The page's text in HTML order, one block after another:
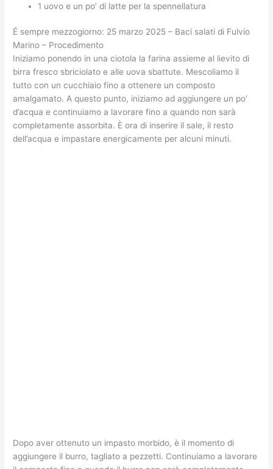
1 uovo e un po’ di latte per la spennellatura
É sempre mezzogiorno: 25 marzo 2025 – Baci salati di Fulvio
Marino – Procedimento
Iniziamo ponendo in una ciotola la farina assieme al lievito di
birra fresco sbriciolato e alle uova sbattute. Mescoliamo il
tutto con un cucchiaio fino a ottenere un composto
amalgamato. A questo punto, iniziamo ad aggiungere un po’
d’acqua e continuiamo a lavorare fino a quando non sarà
completamente assorbita. È ora di inserire il sale, il resto
dell’acqua e impastare energicamente per alcuni minuti.
Dopo aver ottenuto un impasto morbido, è il momento di
aggiungere il burro, tagliato a pezzetti. Continuiamo a lavorare